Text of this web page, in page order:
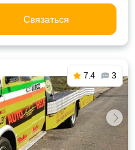
Связаться
7.4 3